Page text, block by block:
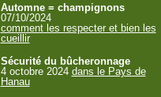
Automne = champignons
07/10/2024
comment les respecter et bien les
cueillir
Sécurité du bûcheronnage
4 octobre 2024 dans le Pays de
Hanau